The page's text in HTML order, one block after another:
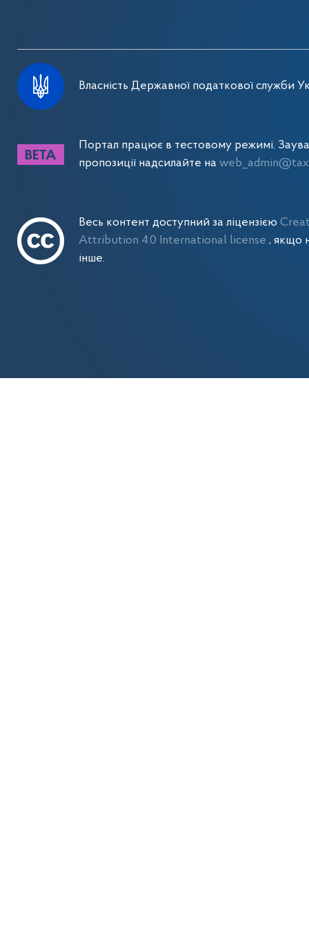
Власність Державної податкової служби
Портал працює в тестовому режимі.
пропозиції надсилайте на
Весь контент доступний за ліцензією
Attribution 4.0 International license, якщо
інше.